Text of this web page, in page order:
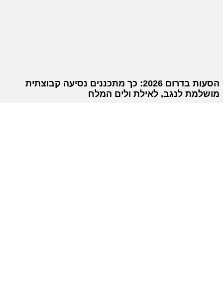
הסעות בדרום 2026: כך מתכננים נסיעה קבוצתית
מושלמת לנגב, לאילת ולים המלח